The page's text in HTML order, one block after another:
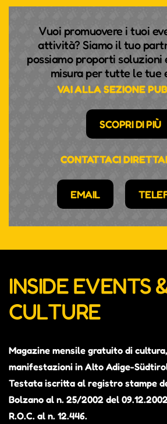
Vuoi promuovere i tuoi
attività? Siamo il tuo
possiamo proporti soluzioni
misura per tutte le tue
VAI ALLA SEZIONE
SCOPRI DI PIÙ
CONTATTACI
EMAIL
INSIDE EVENTS
CULTURE
Magazine mensile gratuito di
manifestazioni in Alto Adige-
Testata iscritta al registro stampe
Bolzano al n. 25/2002 del
R.O.C. al n. 12.446.